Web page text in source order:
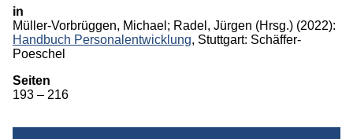
Überblick
Herausgeberschaften
Beiträge in Sammelbänden
in
Müller-Vorbrüggen, Michael ; Radel, Jürgen (Hrsg.) (2022):
Handbuch Personalentwicklung, Stuttgart: Schäffer-
Poeschel
Seiten
193 – 216